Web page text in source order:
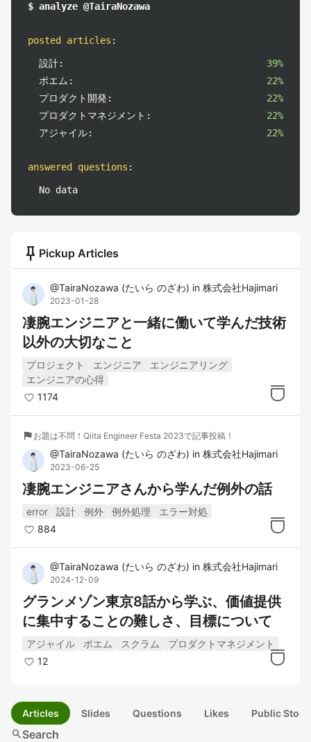
$ analyze @TairaNozawa
posted articles :
設計:
39%
ポエム:
22%
プロダクト開発:
22%
プロダクトマネジメント:
22%
アジャイル:
22%
answered questions :
No data
push_pin Pickup Articles
@TairaNozawa (たいら のざわ) in 株式会社Hajimari
2023-01-28
凄腕エンジニアと一緒に働いて学んだ技術
以外の大切なこと
プロジェクト エンジニア
エンジニアリング
エンジニアの心得
1174
flag お題は不問！Qiita Engineer Festa 2023で記事投稿！
@TairaNozawa (たいら のざわ) in 株式会社Hajimari
2023-06-25
凄腕エンジニアさんから学んだ例外の話
error 設計 例外 例外処理
エラー対処
884
@TairaNozawa (たいら のざわ) in 株式会社Hajimari
2024-12-09
グランメゾン東京8話から学ぶ、価値提供
に集中することの難しさ、目標について
アジャイル ポエム スクラム
プロダクトマネジメント
12
Articles Slides Questions Likes Public
searchSearch